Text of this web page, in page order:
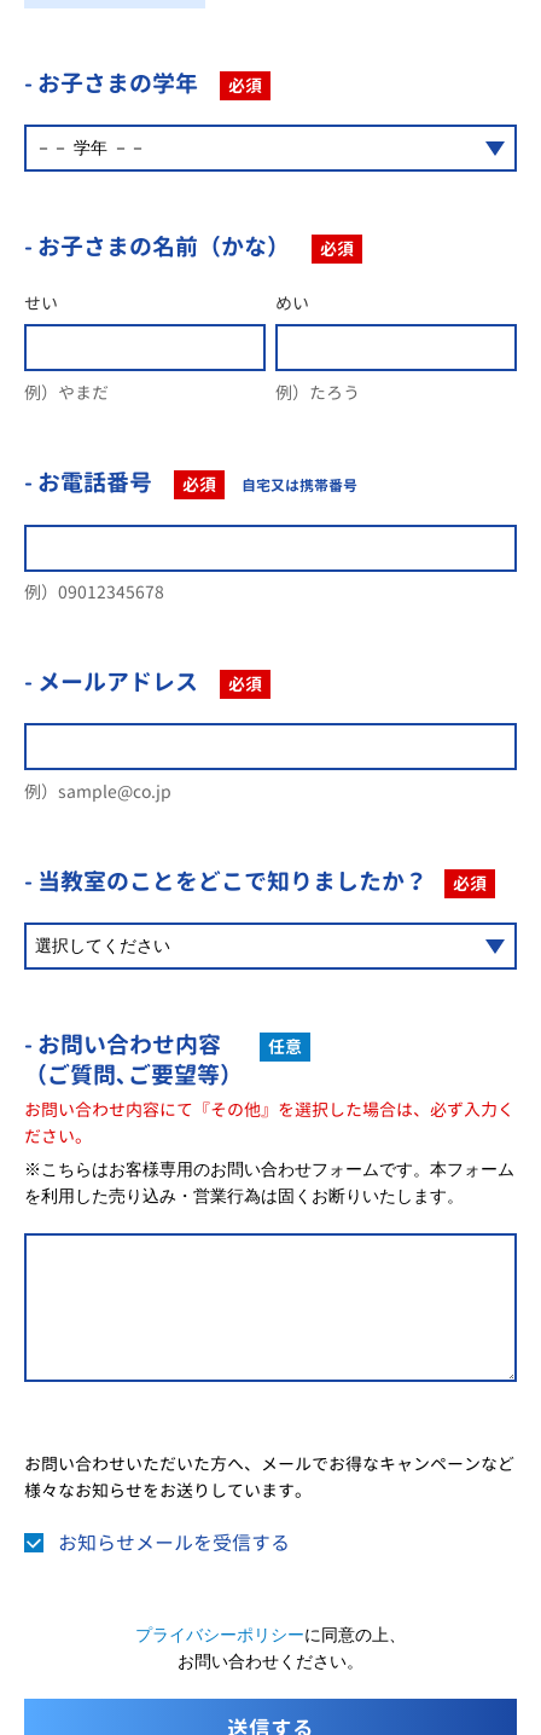
- お子さまの学年 必須
- お子さまの名前（かな） 必須
せい
例）やまだ
めい
例）たろう
- お電話番号 必須 自宅又は携帯番号
例）09012345678
- メールアドレス 必須
例）sample@co.jp
- 当教室のことをどこで知りましたか？ 必須
- お問い合わせ内容
（ご質問､ご要望等）
任意
お問い合わせ内容にて『その他』を選択した場合は、必ず入力く
ださい。
※こちらはお客様専用のお問い合わせフォームです。本フォーム
を利用した売り込み・営業行為は固くお断りいたします。
お問い合わせいただいた方へ、メールでお得なキャンペーンなど
様々なお知らせをお送りしています。
お知らせメールを受信する
プライバシーポリシーに同意の上、
お問い合わせください。